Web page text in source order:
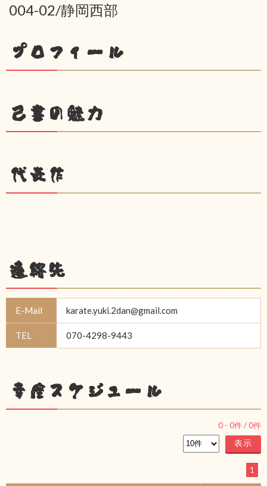
004-02/静岡西部
プロフィール
己書の魅力
代表作
連絡先
E-Mail karate.yuki.2dan@gmail.com
TEL 070-4298-9443
幸座スケジュール
0 - 0件 /0件
1